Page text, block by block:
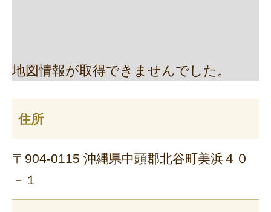
地図情報が取得できませんでした。
住所
〒904-0115 沖縄県中頭郡北谷町美浜４０
－１